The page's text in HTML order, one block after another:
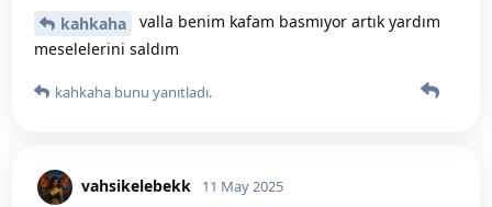
kahkaha
valla benim kafam basmıyor artık yardım
meselelerini saldım
kahkaha bunu yanıtladı.
vahsikelebekk 11 May 2025